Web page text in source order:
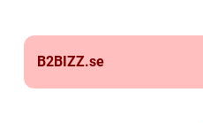
B2BIZZ.se